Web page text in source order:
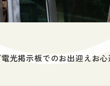
掲示板でのお出迎えお心